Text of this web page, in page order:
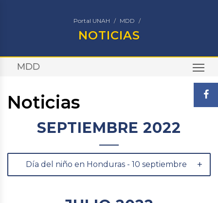
Portal UNAH MDD
NOTICIAS
MDD
Noticias
SEPTIEMBRE 2022
Día del niño en Honduras - 10 septiembre